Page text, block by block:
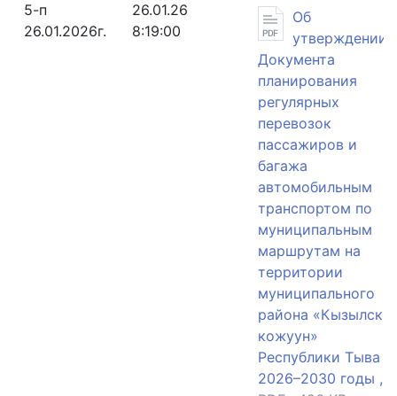
5-п
26.01.2026г.
26.01.26
8:19:00
Об
утверждении
Документа
планирования
регулярных
перевозок
пассажиров и
багажа
автомобильным
транспортом по
муниципальным
маршрутам на
территории
муниципального
района
кожуун»
Республики Тыва
2026–2030 годы ,